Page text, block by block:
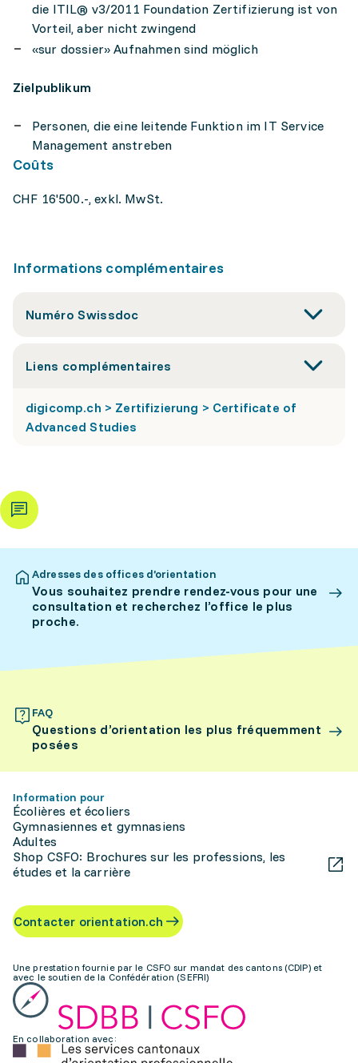
die ITIL® v3/2011 Foundation Zertifizierung ist von
Vorteil, aber nicht zwingend
«sur dossier» Aufnahmen sind möglich
Zielpublikum
Personen, die eine leitende Funktion im IT Service
Management anstreben
Coûts
CHF 16'500.-, exkl. MwSt.
Informations complémentaires
Numéro Swissdoc
Liens complémentaires
digicomp.ch > Zertifizierung > Certificate of
Advanced Studies
Adresses des offices d’orientation
Vous souhaitez prendre rendez-vous pour une
consultation et recherchez l’office le plus
proche.
FAQ
Questions d’orientation les plus fréquemment
posées
Information pour
Écolières et écoliers
Gymnasiennes et gymnasiens
Adultes
Shop CSFO: Brochures sur les professions, les
études et la carrière
Contacter orientation.ch
Une prestation fournie par le CSFO sur mandat des cantons (CDIP) et
avec le soutien de la Confédération (SEFRI)
En collaboration avec: